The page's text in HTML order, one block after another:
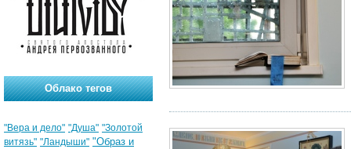
Облако тегов
"Вера и дело" "Душа" "Золотой
витязь" "Ландыши" "Образ и